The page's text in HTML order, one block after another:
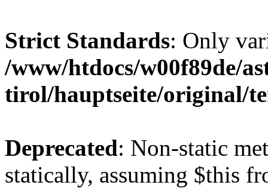
Strict Standards: Only
/www/htdocs/w00f89de/
tirol/hauptseite/original/
Deprecated: Non-static
statically, assuming $this